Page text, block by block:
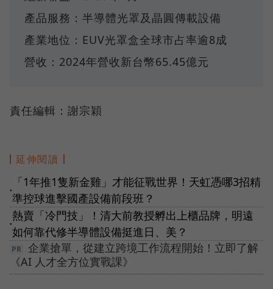
產品服務：半導體光罩及晶圓傳載設備
產業地位：EUV光罩盒全球市占率逾8成
營收：2024年營收新台幣65.45億元
責任編輯：謝宗穎
延伸閱讀
●
「1年推1隻新金雞」才能征戰世界！天虹憑哪3招精
準控球進擊國產設備前段班？
●
熱賣「冷門技」！清大前教授孵出上櫃品牌，明遠
如何靠代修半導體設備挺進日、美？
企業搶單，從建立跨境工作流程開始！立即了解
《AI 人才全方位實戰課》